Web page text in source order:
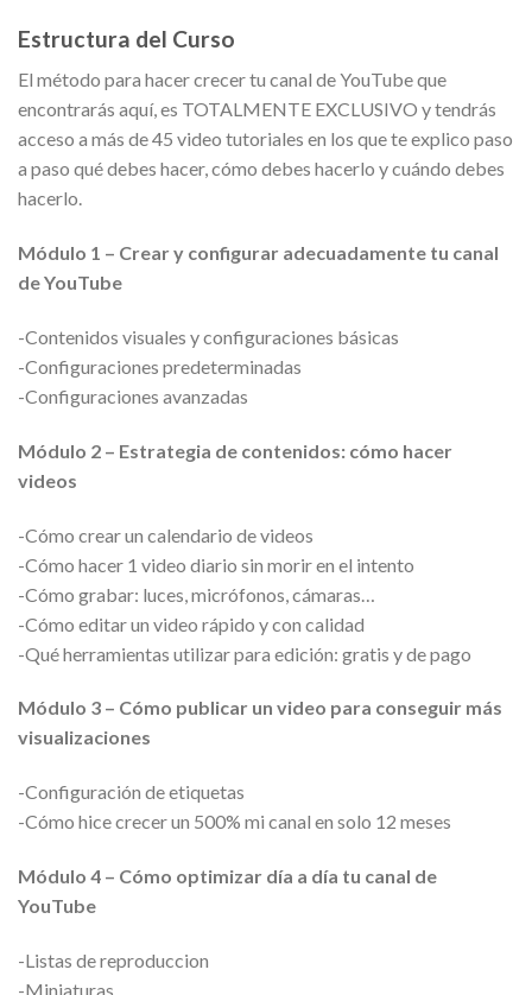
Estructura del Curso
El método para hacer crecer tu canal de YouTube que
encontrarás aquí, es TOTALMENTE EXCLUSIVO y tendrás
acceso a más de 45 video tutoriales en los que te explico paso
a paso qué debes hacer, cómo debes hacerlo y cuándo debes
hacerlo.
Módulo 1 – Crear y configurar adecuadamente tu canal
de YouTube
-Contenidos visuales y configuraciones básicas
-Configuraciones predeterminadas
-Configuraciones avanzadas
Módulo 2 – Estrategia de contenidos: cómo hacer
videos
-Cómo crear un calendario de videos
-Cómo hacer 1 video diario sin morir en el intento
-Cómo grabar: luces, micrófonos, cámaras…
-Cómo editar un video rápido y con calidad
-Qué herramientas utilizar para edición: gratis y de pago
Módulo 3 – Cómo publicar un video para conseguir más
visualizaciones
-Configuración de etiquetas
-Cómo hice crecer un 500% mi canal en solo 12 meses
Módulo 4 – Cómo optimizar día a día tu canal de
YouTube
-Listas de reproduccion
-Miniaturas